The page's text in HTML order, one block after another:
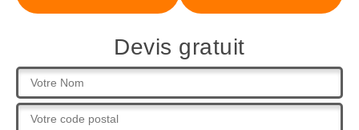
Devis gratuit